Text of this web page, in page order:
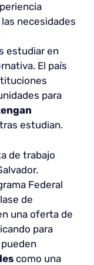
necesidades
estudiar en
El país
para
estudian.
de trabajo
Federal
de
una oferta de
para
como una